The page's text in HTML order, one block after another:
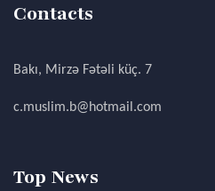
Contacts
Bakı, Mirzə Fətəli küç. 7
c.muslim.b@hotmail.com
Top News